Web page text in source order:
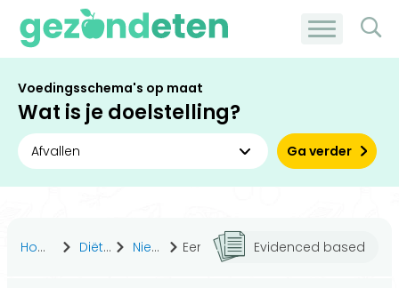
Voedingsschema's op maat
Wat is je doelstelling?
Ga verder
Home Diëten Nieuws Een dieet bij chemotherapie? Evidenced based